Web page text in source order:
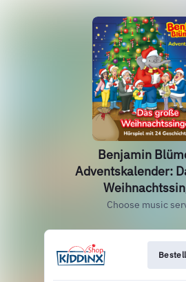
Benjamin
Adventskalender:
Choose music